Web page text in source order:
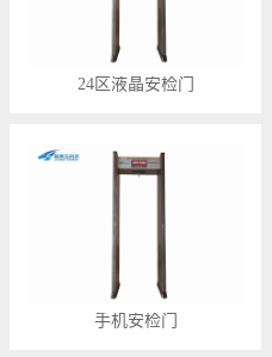
24区液晶安检门
手机安检门